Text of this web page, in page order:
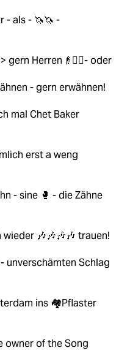
- als - 🦄🦄 -
gern Herren👴💇‍♂️- oder
- gern erwähnen!
mal Chet Baker
erst a weng
- sine 🥊 - die Zähne
🎶🎶🎶🎶 trauen!
unverschämten Schlag
ins 🏘️Pflaster
owner of the Song